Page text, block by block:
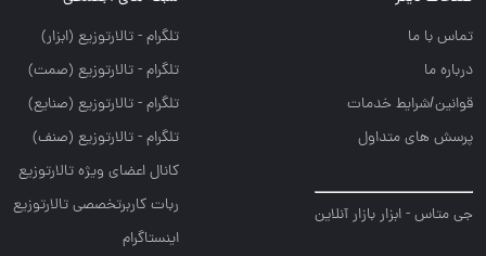
تماس با ما
درباره ما
قوانین/شرایط خدمات
پرسش های متداول
جی متاس - ابزار بازار آنلاین
تلگرام - تالارتوزيع (ابزار)
تلگرام - تالارتوزيع (صمت)
تلگرام - تالارتوزيع (صنايع)
تلگرام - تالارتوزیع (صنف)
کانال اعضای ویژه تالارتوزیع
ربات کاربرتخصصی تالارتوزیع
اینستاگرام